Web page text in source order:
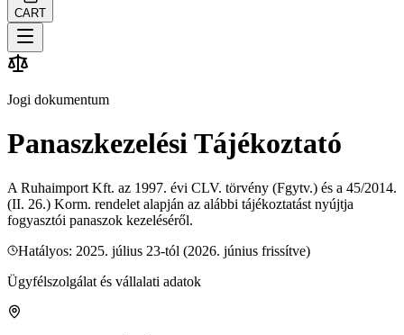
CART
Jogi dokumentum
Panaszkezelési Tájékoztató
A Ruhaimport Kft. az 1997. évi CLV. törvény (Fgytv.) és a 45/2014.
(II. 26.) Korm. rendelet alapján az alábbi tájékoztatást nyújtja
fogyasztói panaszok kezeléséről.
Hatályos: 2025. július 23-tól (2026. június frissítve)
Ügyfélszolgálat és vállalati adatok